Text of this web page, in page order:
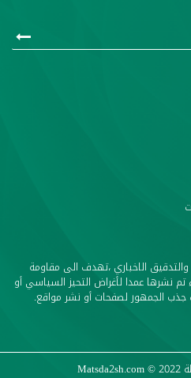
الاخباري ،تهدف الى مقاومة
تم نشرها عمدا لأغراض التحيز السياسي أو
جذب الجمهور لصفحات أو نشر مواقع.
Matsda2sh.com© 2022